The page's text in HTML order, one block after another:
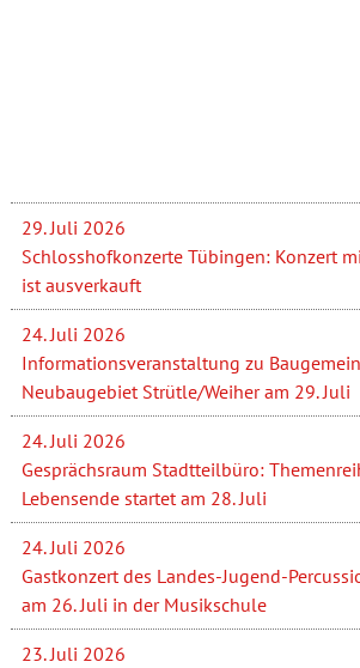
29. Juli 2026
Schlosshofkonzerte Tübingen: Konzert
ist ausverkauft
24. Juli 2026
Informationsveranstaltung zu
Neubaugebiet Strütle/Weiher am 29. Juli
24. Juli 2026
Gesprächsraum Stadtteilbüro:
Lebensende startet am 28. Juli
24. Juli 2026
Gastkonzert des Landes-Jugend-
am 26. Juli in der Musikschule
23. Juli 2026